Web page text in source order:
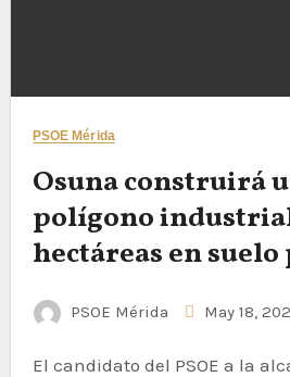
PSOE Mérida
Osuna construirá
polígono industrial
hectáreas en
precio asequible y
PSOE Mérida May 18,
El candidato del PSOE a la alcaldía de Mérida,